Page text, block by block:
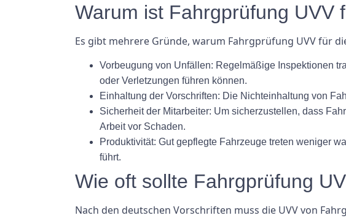
Warum ist Fahrgprüfung UVV
Es gibt mehrere Gründe, warum Fahrgprüfung UVV für
Vorbeugung von Unfällen: Regelmäßige Inspektionen
oder Verletzungen führen können.
Einhaltung der Vorschriften: Die Nichteinhaltung von
Sicherheit der Mitarbeiter: Um sicherzustellen, dass
Arbeit vor Schaden.
Produktivität: Gut gepflegte Fahrzeuge treten weniger
führt.
Wie oft sollte Fahrgprüfung
Nach den deutschen Vorschriften muss die UVV von